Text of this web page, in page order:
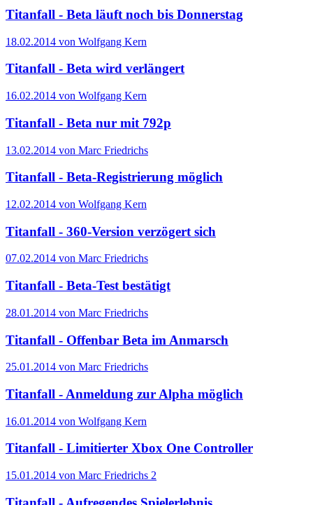
Titanfall - Beta läuft noch bis Donnerstag
18.02.2014 von Wolfgang Kern
Titanfall - Beta wird verlängert
16.02.2014 von Wolfgang Kern
Titanfall - Beta nur mit 792p
13.02.2014 von Marc Friedrichs
Titanfall - Beta-Registrierung möglich
12.02.2014 von Wolfgang Kern
Titanfall - 360-Version verzögert sich
07.02.2014 von Marc Friedrichs
Titanfall - Beta-Test bestätigt
28.01.2014 von Marc Friedrichs
Titanfall - Offenbar Beta im Anmarsch
25.01.2014 von Marc Friedrichs
Titanfall - Anmeldung zur Alpha möglich
16.01.2014 von Wolfgang Kern
Titanfall - Limitierter Xbox One Controller
15.01.2014 von Marc Friedrichs 2